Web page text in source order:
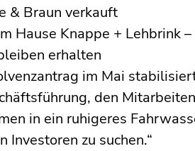
& Braun verkauft
Hause Knappe + Lehbrink –
erhalten
im Mai
den
in ein ruhigeres
zu suchen.“